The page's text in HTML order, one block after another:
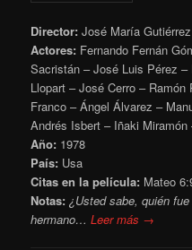
Director: José María
Actores: Fernando Fernán
Sacristán – José Luis Pérez
Llopart – José Cerro –
Franco – Ángel Álvarez –
Andrés Isbert – Iñaki
Año: 1978
País: Usa
Citas en la película: Mateo
Notas: ¿Usted sabe, quién
hermano…Leer más →